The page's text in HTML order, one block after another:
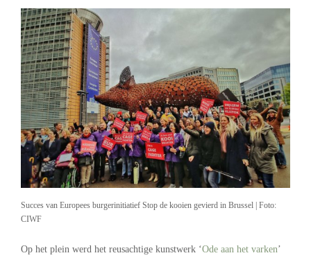
Succes van Europees burgerinitiatief Stop de kooien gevierd in Brussel | Foto:
CIWF
Op het plein werd het reusachtige kunstwerk ‘Ode aan het varken’